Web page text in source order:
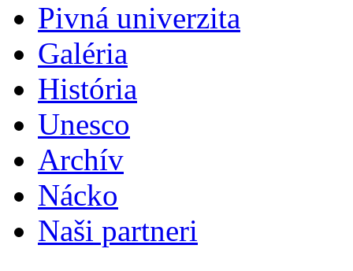
Pivná univerzita
Galéria
História
Unesco
Archív
Nácko
Naši partneri